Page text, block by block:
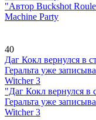
"Автор Buckshot
Machine Party
40
Даг Кокл вернулся в
Геральта уже
Witcher 3
"Даг Кокл вернулся
Геральта уже
Witcher 3